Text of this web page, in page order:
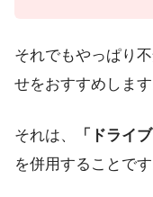
それでもやっぱり
せをおすすめします
それは、
「ドライ
を併用することです